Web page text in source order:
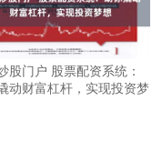
股门户 股票配资系统：
动财富杠杆，实现投资梦